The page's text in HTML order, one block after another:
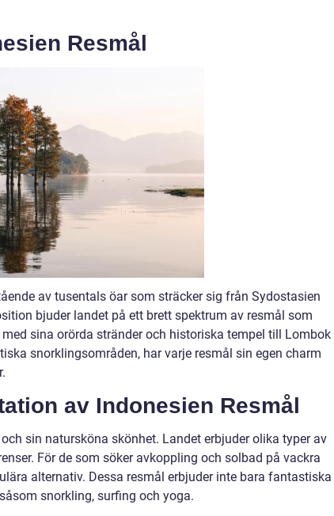
Resmål
av tusentals öar som sträcker sig från Sydostasien
bjuder landet på ett brett spektrum av resmål som
sina orörda stränder och historiska tempel till Lombok
snorklingsområden, har varje resmål sin egen charm
av Indonesien Resmål
sin natursköna skönhet. Landet erbjuder olika typer av
För de som söker avkoppling och solbad på vackra
alternativ. Dessa resmål erbjuder inte bara fantastiska
snorkling, surfing och yoga.